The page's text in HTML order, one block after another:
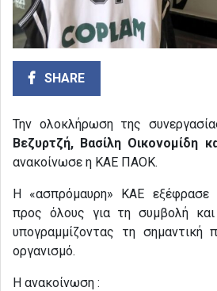
SHARE
Την ολοκλήρωση της
Βεζυρτζή, Βασίλη Οικονομίδη
ανακοίνωσε η ΚΑΕ ΠΑΟΚ.
Η «ασπρόμαυρη» ΚΑΕ εξέφρασε
προς όλους για τη συμβολή
υπογραμμίζοντας τη
οργανισμό.
Η ανακοίνωση :